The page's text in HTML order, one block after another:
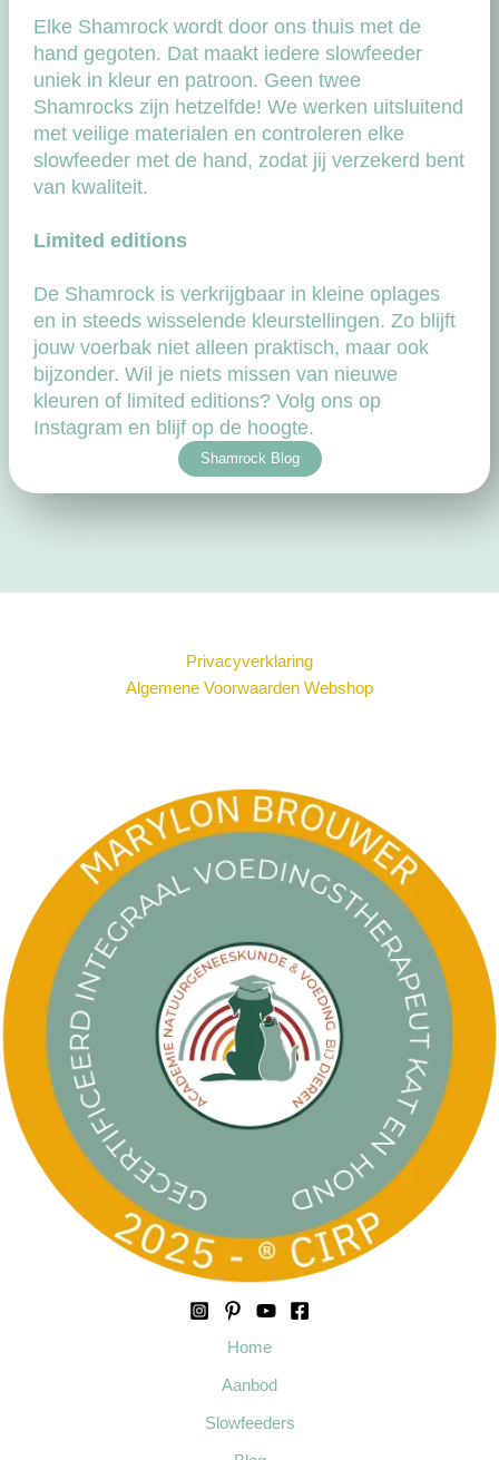
Elke Shamrock wordt door ons thuis met de
hand gegoten. Dat maakt iedere slowfeeder
uniek in kleur en patroon. Geen twee
Shamrocks zijn hetzelfde! We werken uitsluitend
met veilige materialen en controleren elke
slowfeeder met de hand, zodat jij verzekerd bent
van kwaliteit.
Limited editions
De Shamrock is verkrijgbaar in kleine oplages
en in steeds wisselende kleurstellingen. Zo blijft
jouw voerbak niet alleen praktisch, maar ook
bijzonder. Wil je niets missen van nieuwe
kleuren of limited editions? Volg ons op
Instagram en blijf op de hoogte.
Shamrock Blog
Privacyverklaring
Algemene Voorwaarden Webshop
Home
Aanbod
Slowfeeders